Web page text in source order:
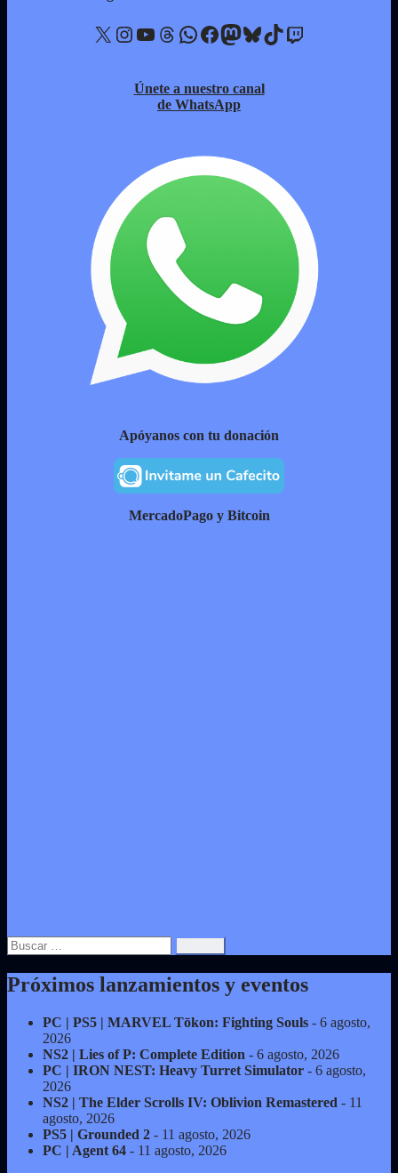
X Instagram YouTube Threads WhatsApp Facebook Mastodon Bluesky TikTok Twitch
Únete a nuestro canal
de WhatsApp
Apóyanos con tu donación
MercadoPago y Bitcoin
Buscar:
Próximos lanzamientos y eventos
PC | PS5 | MARVEL Tōkon: Fighting Souls - 6 agosto,
2026
NS2 | Lies of P: Complete Edition - 6 agosto, 2026
PC | IRON NEST: Heavy Turret Simulator - 6 agosto,
2026
NS2 | The Elder Scrolls IV: Oblivion Remastered - 11
agosto, 2026
PS5 | Grounded 2 - 11 agosto, 2026
PC | Agent 64 - 11 agosto, 2026